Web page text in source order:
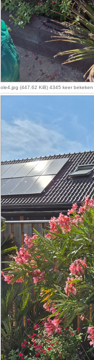
ole4.jpg (447.62 KiB) 4345 keer bekeken